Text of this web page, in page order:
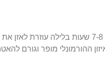
שינה משפיעה על קצב חילוף החומרים. שינה של לפחות
ההורמונלי מופר וגורם